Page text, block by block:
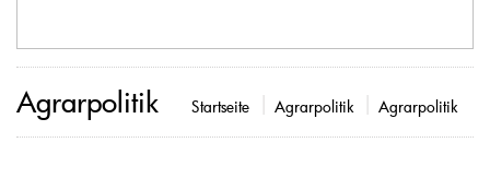
Agrarpolitik Startseite Agrarpolitik Agrarpolitik